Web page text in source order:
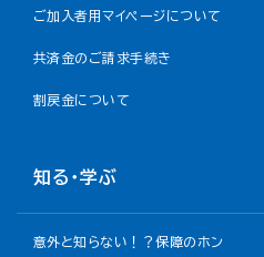
ご加入者用マイページについて
共済金のご請求手続き
割戻金について​
知る・学ぶ
意外と知らない！？保障のホン